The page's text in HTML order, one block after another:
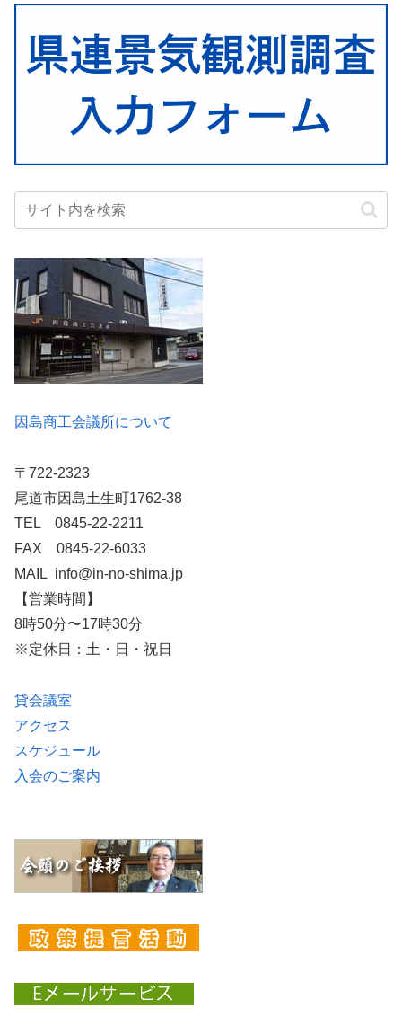
因島商工会議所について
〒722-2323
尾道市因島土生町1762-38
TEL 0845-22-2211
FAX 0845-22-6033
MAIL info@in-no-shima.jp
【営業時間】
8時50分〜17時30分
※定休日：土・日・祝日
貸会議室
アクセス
スケジュール
入会のご案内